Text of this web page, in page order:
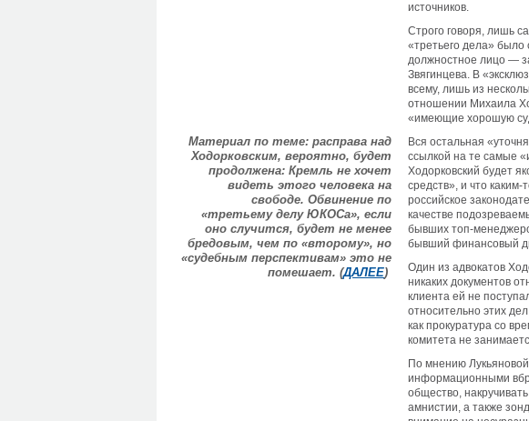
источников.
Строго говоря, лишь
«третьего дела» было
должностное лицо —
Звягинцева. В
всему, лишь из
отношении Михаила
«имеющие хорошую
Материал по теме: расправа над
Ходорковским, вероятно, будет
продолжена: Кремль не хочет
видеть этого человека на
свободе. Обвинение по
«третьему делу ЮКОСа», если
оно случится, будет не менее
бредовым, чем по «второму», но
«судебным перспективам» это не
помешает. (ДАЛЕЕ)
Вся остальная
ссылкой на те самые
Ходорковский будет
средств», и что
российское
качестве
бывших топ-
бывший финансовый
Один из адвокатов
никаких документов
клиента ей не
относительно этих
как прокуратура со
комитета не
По мнению
информационными
общество,
амнистии, а также